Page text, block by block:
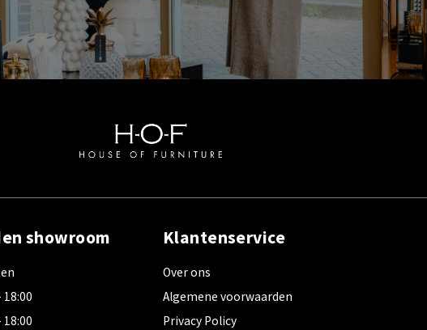
showroom
18:00
18:00
Klantenservice
Over ons
Algemene voorwaarden
Privacy Policy